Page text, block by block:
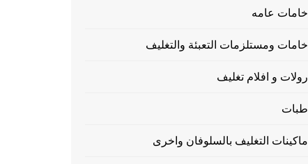
خامات عامه
خامات ومستلزمات التعبئة والتغليف
رولات و افلام تغليف
طبات
ماكينات التغليف بالسلوفان واخرى